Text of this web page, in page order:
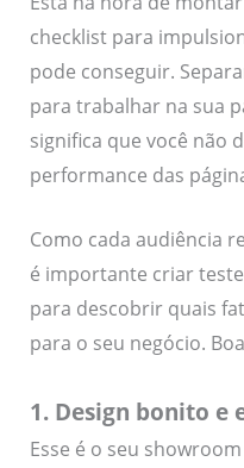
checklist para
pode conseguir.
para trabalhar na sua
significa que você não
performance das
Como cada audiência
é importante criar
para descobrir quais
para o seu negócio.
1. Design bonito e
Esse é o seu